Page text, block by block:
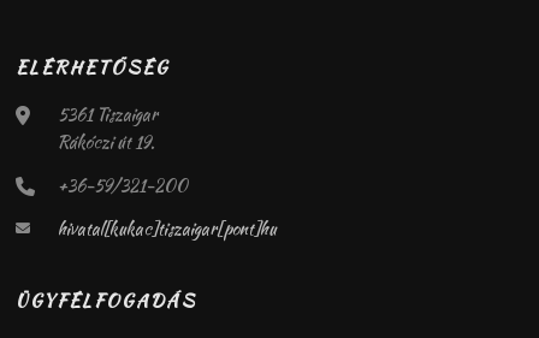
ELÉRHETŐSÉG
5361 Tiszaigar
Rákóczi út 19.
+36-59/321-200
hivatal[kukac]tiszaigar[pont]hu
ÜGYFÉLFOGADÁS